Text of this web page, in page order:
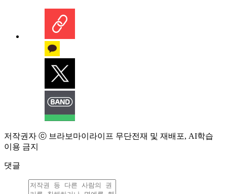
저작권자 ⓒ 브라보마이라이프 무단전재 및 재배포, AI학습
이용 금지
댓글